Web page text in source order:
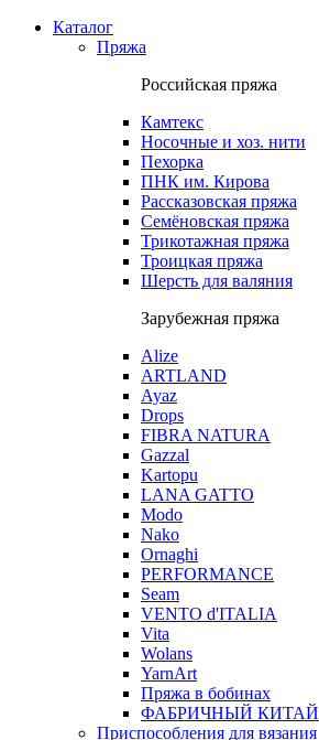
Каталог
Пряжа
Российская пряжа
Камтекс
Носочные и хоз. нити
Пехорка
ПНК им. Кирова
Рассказовская пряжа
Семёновская пряжа
Трикотажная пряжа
Троицкая пряжа
Шерсть для валяния
Зарубежная пряжа
Alize
ARTLAND
Ayaz
Drops
FIBRA NATURA
Gazzal
Kartopu
LANA GATTO
Modo
Nako
Ornaghi
PERFORMANCE
Seam
VENTO d'ITALIA
Vita
Wolans
YarnArt
Пряжа в бобинах
ФАБРИЧНЫЙ КИТАЙ
Приспособления для вязания